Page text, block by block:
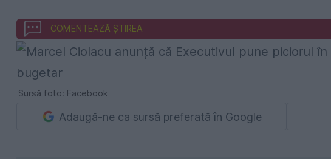
COMENTEAZĂ ȘTIREA
Sursă foto: Facebook
Adaugă-ne ca sursă preferată în Google